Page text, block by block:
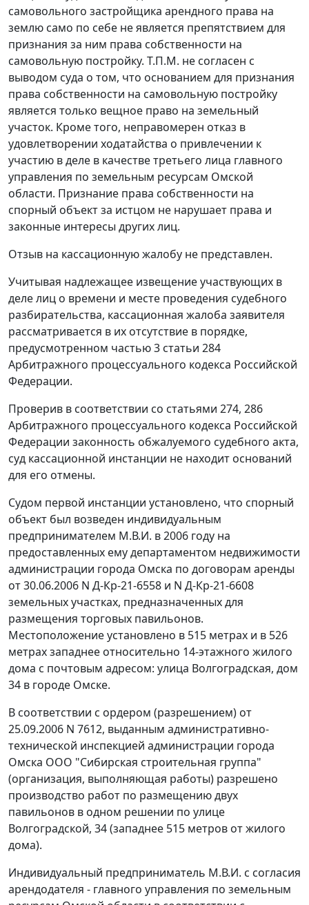
самовольного застройщика арендного права на
землю само по себе не является препятствием для
признания за ним права собственности на
самовольную постройку. Т.П.М. не согласен с
выводом суда о том, что основанием для признания
права собственности на самовольную постройку
является только вещное право на земельный
участок. Кроме того, неправомерен отказ в
удовлетворении ходатайства о привлечении к
участию в деле в качестве третьего лица главного
управления по земельным ресурсам Омской
области. Признание права собственности на
спорный объект за истцом не нарушает права и
законные интересы других лиц.
Отзыв на кассационную жалобу не представлен.
Учитывая надлежащее извещение участвующих в
деле лиц о времени и месте проведения судебного
разбирательства, кассационная жалоба заявителя
рассматривается в их отсутствие в порядке,
предусмотренном частью 3 статьи 284
Арбитражного процессуального кодекса Российской
Федерации.
Проверив в соответствии со статьями 274, 286
Арбитражного процессуального кодекса Российской
Федерации законность обжалуемого судебного акта,
суд кассационной инстанции не находит оснований
для его отмены.
Судом первой инстанции установлено, что спорный
объект был возведен индивидуальным
предпринимателем М.В.И. в 2006 году на
предоставленных ему департаментом недвижимости
администрации города Омска по договорам аренды
от 30.06.2006 N Д-Кр-21-6558 и N Д-Кр-21-6608
земельных участках, предназначенных для
размещения торговых павильонов.
Местоположение установлено в 515 метрах и в 526
метрах западнее относительно 14-этажного жилого
дома с почтовым адресом: улица Волгоградская, дом
34 в городе Омске.
В соответствии с ордером (разрешением) от
25.09.2006 N 7612, выданным административно-
технической инспекцией администрации города
Омска ООО "Сибирская строительная группа"
(организация, выполняющая работы) разрешено
производство работ по размещению двух
павильонов в одном решении по улице
Волгоградской, 34 (западнее 515 метров от жилого
дома).
Индивидуальный предприниматель М.В.И. с согласия
арендодателя - главного управления по земельным